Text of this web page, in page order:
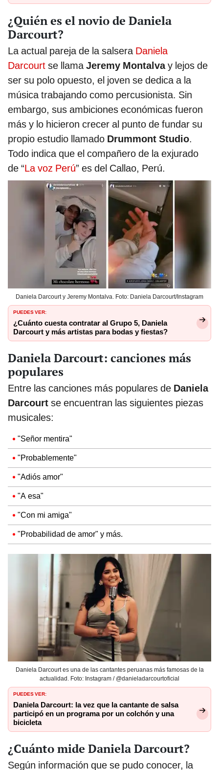
¿Quién es el novio de Daniela
Darcourt?
La actual pareja de la salsera Daniela
Darcourt se llamaJeremy Montalvay lejos de
ser su polo opuesto, el joven se dedica a la
música trabajando como percusionista. Sin
embargo, sus ambiciones económicas fueron
más y lo hicieron crecer al punto de fundar su
propio estudio llamado Drummont Studio.
Todo indica que el compañero de la exjurado
de “La voz Perú” es del Callao, Perú.
Daniela Darcourt y Jeremy Montalva. Foto: Daniela Darcourt/Instagram
PUEDES VER:
¿Cuánto cuesta contratar al Grupo 5, Daniela
Darcourt y más artistas para bodas y fiestas?
Daniela Darcourt: canciones más
populares
Entre las canciones más populares de Daniela
Darcourt se encuentran las siguientes piezas
musicales:
"Señor mentira"
"Probablemente"
"Adiós amor"
"A esa"
"Con mi amiga"
"Probabilidad de amor" y más.
Daniela Darcourt es una de las cantantes peruanas más famosas de la
actualidad. Foto: Instagram / @danieladarcourtoficial
PUEDES VER:
Daniela Darcourt: la vez que la cantante de salsa
participó en un programa por un colchón y una
bicicleta
¿Cuánto mide Daniela Darcourt?
Según información que se pudo conocer, la